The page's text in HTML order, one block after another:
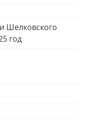
Шелковского
год